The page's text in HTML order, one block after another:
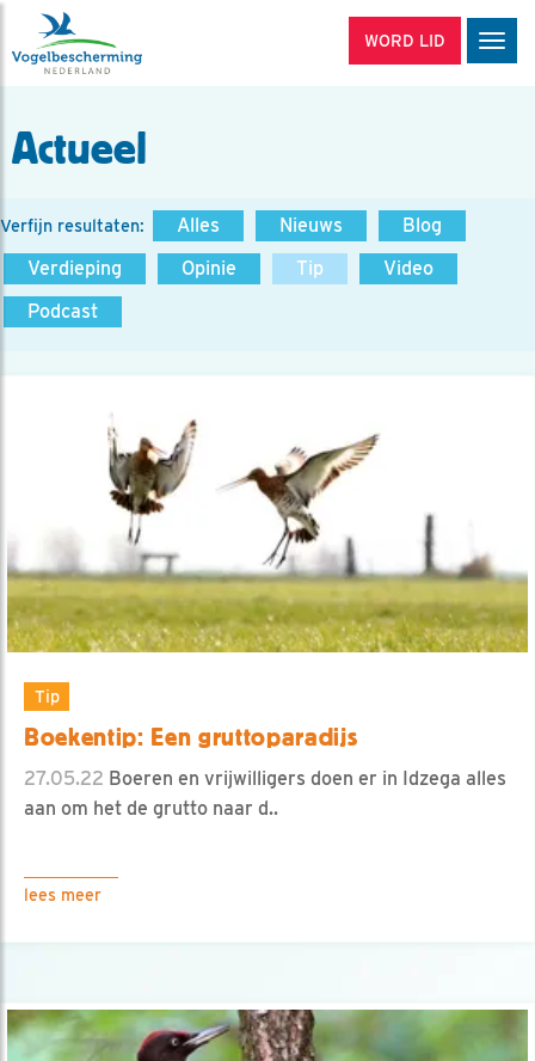
WORD LID
Actueel
Verfijn resultaten: Alles Nieuws
Blog
Verdieping
Opinie Tip
Video
Podcast
Tip
Boekentip: Een gruttoparadijs
27.05.22 Boeren en vrijwilligers doen er in Idzega alles
aan om het de grutto naar d..
lees meer